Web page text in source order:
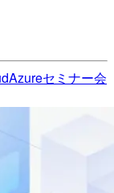
Azureセミナー会